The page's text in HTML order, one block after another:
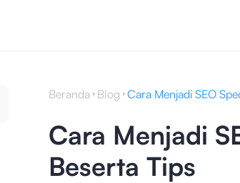
Beranda Blog Cara Menjadi SEO
Cara Menjadi
Beserta Tips